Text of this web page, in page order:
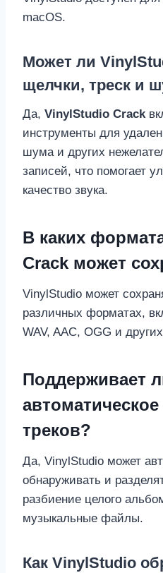
macOS.
Может ли
щелчки, треск и
Да, VinylStudio Crack
инструменты для
шума и других
записей, что помогает
качество звука.
В каких
Crack может
VinylStudio может
различных форматах,
WAV, AAC, OGG и
Поддерживает
треков?
Да, VinylStudio может
обнаруживать и
разбиение целого
музыкальные файлы.
Как VinylStudio